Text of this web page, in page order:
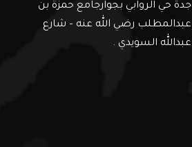
جدة حي الروابي بجوارجامع حمزة بن
عبدالمطلب رضي الله عنه – شارع
عبدالله السويدي .